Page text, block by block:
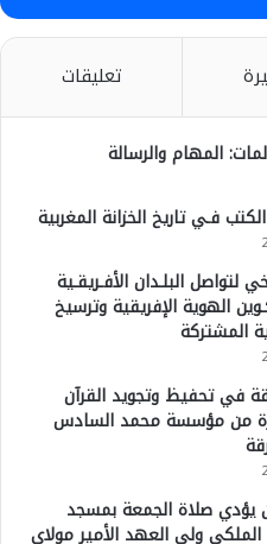
تعليقات
المهام والرسالة
فـي تاريخ الخزانة المغربية
لتواصل البلـدان الأفـريقـية
الهوية الإفريقية وترسيخ
المشتركة
في تحفيظ وتجويد القرآن
من مؤسسة محمد السادس
يؤدي صلاة الجمعة بمسجد
ولي العهد الأمير مولاي